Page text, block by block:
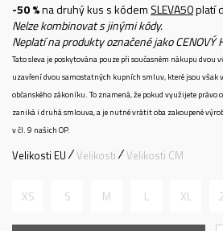
-50 %na druhý kus s kódem SLEVA50platí
Nelze kombinovat s jinými kódy.
Neplatí na produkty označené jako CENOVÝ
Tato sleva je poskytována pouze při současném nákupu dvou
uzavření dvou samostatných kupních smluv, které jsou však
občanského zákoníku. To znamená, že pokud využijete
zaniká i druhá smlouva, a je nutné vrátit oba zakoupené
v čl. 9 našich OP.
Velikosti EU Velikosti Velikosti CM
XS S M L XL